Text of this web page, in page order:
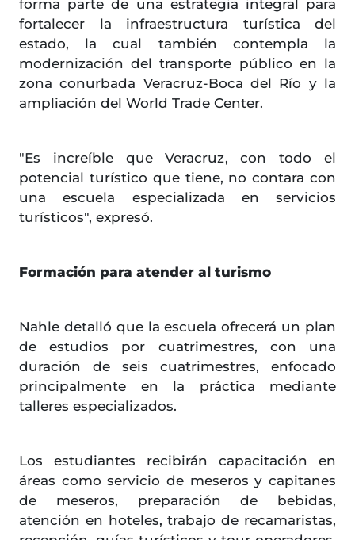
forma parte de una estrategia integral para
fortalecer la infraestructura turística del
estado, la cual también contempla la
modernización del transporte público en la
zona conurbada Veracruz-Boca del Río y la
ampliación del World Trade Center.
"Es increíble que Veracruz, con todo el
potencial turístico que tiene, no contara con
una escuela especializada en servicios
turísticos", expresó.
Formación para atender al turismo
Nahle detalló que la escuela ofrecerá un plan
de estudios por cuatrimestres, con una
duración de seis cuatrimestres, enfocado
principalmente en la práctica mediante
talleres especializados.
Los estudiantes recibirán capacitación en
áreas como servicio de meseros y capitanes
de meseros, preparación de bebidas,
atención en hoteles, trabajo de recamaristas,